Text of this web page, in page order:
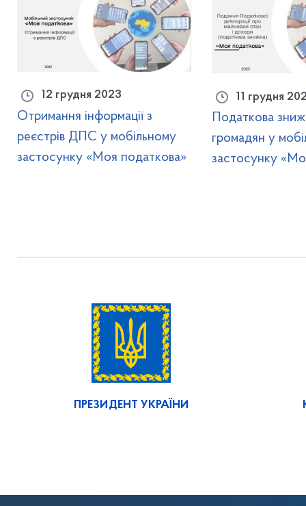
12 грудня 2023
Отримання інформації з
реєстрів ДПС у мобільному
застосунку «Моя податкова»
11 грудня
Податкова
громадян у
застосунку
ПРЕЗИДЕНТ УКРАЇНИ